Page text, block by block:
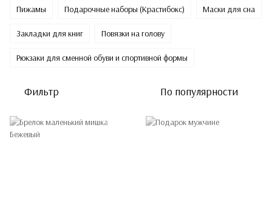
Пижамы Подарочные наборы (Крастибокс) Маски для сна
Закладки для книг Повязки на голову
Рюкзаки для сменной обуви и спортивной формы
Фильтр По популярности